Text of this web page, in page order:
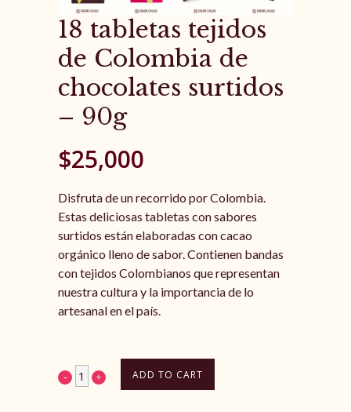
18 tabletas tejidos
de Colombia de
chocolates surtidos
– 90g
$25,000
Disfruta de un recorrido por Colombia.
Estas deliciosas tabletas con sabores
surtidos están elaboradas con cacao
orgánico lleno de sabor. Contienen bandas
con tejidos Colombianos que representan
nuestra cultura y la importancia de lo
artesanal en el país.
ADD TO CART